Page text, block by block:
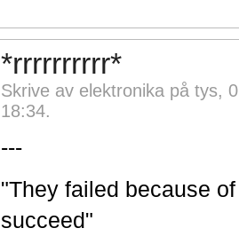
*rrrrrrrrrr*
Skrive av elektronika på tys,
18:34.
---
"They failed because
succeed"